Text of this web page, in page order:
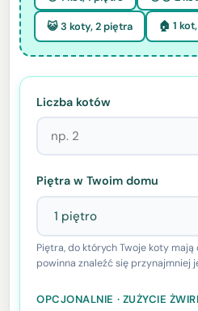
😺 3 koty, 2 piętra 🏠 1
Liczba kotów
Piętra w Twoim domu
Piętra, do których Twoje koty
powinna znaleźć się przynajmniej
OPCJONALNIE · ZUŻYCIE